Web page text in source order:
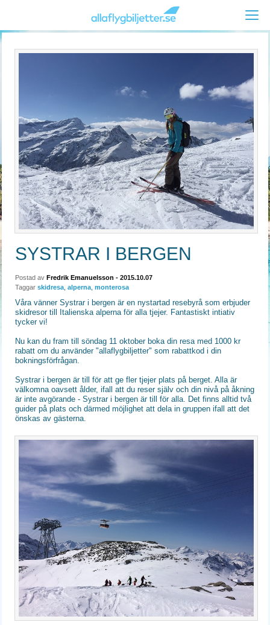
SYSTRAR I BERGEN
Postad av Fredrik Emanuelsson - 2015.10.07
Taggar skidresa ,alperna ,monterosa
Våra vänner Systrar i bergen är en nystartad resebyrå som erbjuder
skidresor till Italienska alperna för alla tjejer. Fantastiskt intiativ
tycker vi!
Nu kan du fram till söndag 11 oktober boka din resa med 1000 kr
rabatt om du använder "allaflygbiljetter" som rabattkod i din
bokningsförfrågan.
Systrar i bergen är till för att ge fler tjejer plats på berget. Alla är
välkomna oavsett ålder, ifall att du reser själv och din nivå på åkning
är inte avgörande - Systrar i bergen är till för alla. Det finns alltid två
guider på plats och därmed möjlighet att dela in gruppen ifall att det
önskas av gästerna.